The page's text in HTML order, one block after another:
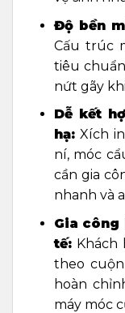
Độ bền
Cấu trúc
tiêu
nứt gãy
Dễ kết
hạ:Xích
ní, móc
cần gia
nhanh và
Gia
tế:Khách
theo
hoàn
máy móc